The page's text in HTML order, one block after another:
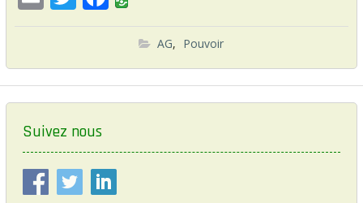
l er b
o
k
AG, Pouvoir
Suivez nous